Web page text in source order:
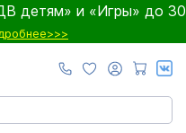
детям» и «Игры» до 30